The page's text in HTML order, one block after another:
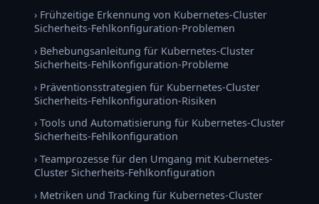
› Frühzeitige Erkennung von Kubernetes-Cluster
Sicherheits-Fehlkonfiguration-Problemen
› Behebungsanleitung für Kubernetes-Cluster
Sicherheits-Fehlkonfiguration-Probleme
› Präventionsstrategien für Kubernetes-Cluster
Sicherheits-Fehlkonfiguration-Risiken
› Tools und Automatisierung für Kubernetes-Cluster
Sicherheits-Fehlkonfiguration
› Teamprozesse für den Umgang mit Kubernetes-
Cluster Sicherheits-Fehlkonfiguration
› Metriken und Tracking für Kubernetes-Cluster